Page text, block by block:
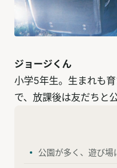
ジョージくん
小学5年生。生まれも
で、放課後は友だちと
公園が多く、遊び